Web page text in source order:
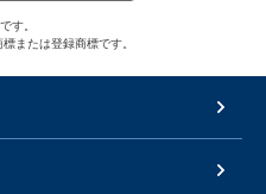
す。
または登録商標です。